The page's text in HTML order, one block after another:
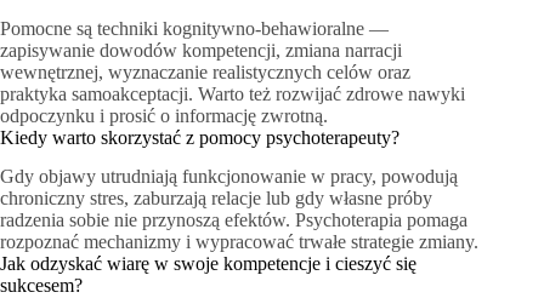
Pomocne są techniki kognitywno-behawioralne —
zapisywanie dowodów kompetencji, zmiana narracji
wewnętrznej, wyznaczanie realistycznych celów oraz
praktyka samoakceptacji. Warto też rozwijać zdrowe nawyki
odpoczynku i prosić o informację zwrotną.
Kiedy warto skorzystać z pomocy psychoterapeuty?
Gdy objawy utrudniają funkcjonowanie w pracy, powodują
chroniczny stres, zaburzają relacje lub gdy własne próby
radzenia sobie nie przynoszą efektów. Psychoterapia pomaga
rozpoznać mechanizmy i wypracować trwałe strategie zmiany.
Jak odzyskać wiarę w swoje kompetencje i cieszyć się
sukcesem?